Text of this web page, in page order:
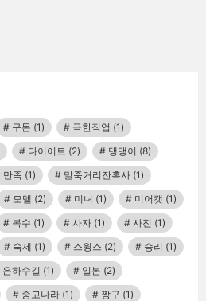
구몬 (1) 극한직업 (1)
다이어트 (2) 댕댕이 (8)
만족 (1) 말죽거리잔혹사 (1)
모델 (2) 미녀 (1) 미어캣 (1)
복수 (1) 사자 (1) 사진 (1)
숙제 (1) 스윙스 (2) 승리 (1)
은하수길 (1) 일본 (2)
중고나라 (1) 짱구 (1)